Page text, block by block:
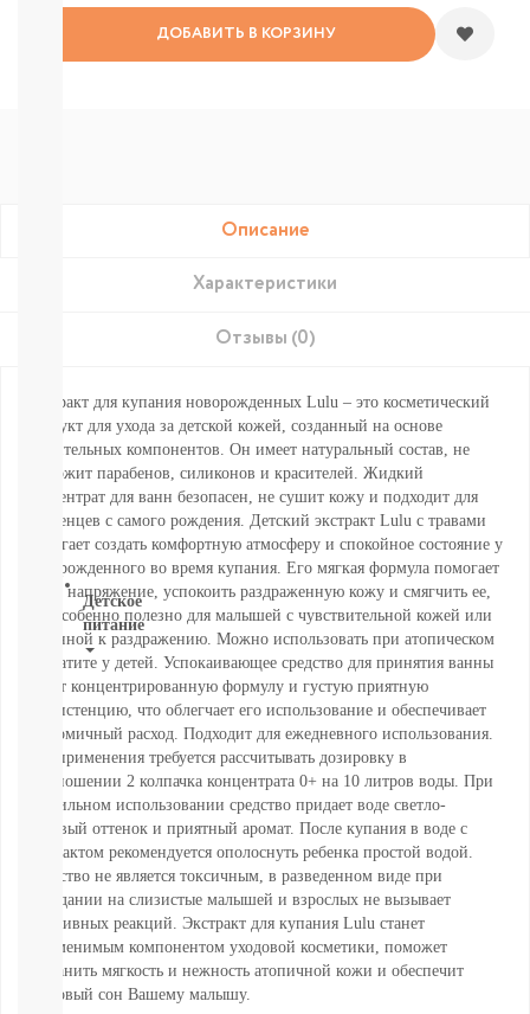
липучках
Пробники
подгузников
БЕСПЛАТНЫЕ
ТЕСТЕРЫ
СМОТРЕТЬ
ВСЕ
Детское
питание
Новое
поступление
Пюре
Молочная
продукция
Каши
безмолочные
Каши
молочные
Смеси
СМЕСИ
ПОД
ЗАКАЗ
Коктейли,
Жидкие
ДОБАВИТЬ В КОРЗИНУ
Описание
Характеристики
Отзывы (0)
Экстракт для купания новорожденных Lulu – это косметический
продукт для ухода за детской кожей, созданный на основе
растительных компонентов. Он имеет натуральный состав, не
содержит парабенов, силиконов и красителей. Жидкий
концентрат для ванн безопасен, не сушит кожу и подходит для
младенцев с самого рождения. Детский экстракт Lulu с травами
помогает создать комфортную атмосферу и спокойное состояние у
новорожденного во время купания. Его мягкая формула помогает
снять напряжение, успокоить раздраженную кожу и смягчить ее,
что особенно полезно для малышей с чувствительной кожей или
склонной к раздражению. Можно использовать при атопическом
дерматите у детей. Успокаивающее средство для принятия ванны
имеет концентрированную формулу и густую приятную
консистенцию, что облегчает его использование и обеспечивает
экономичный расход. Подходит для ежедневного использования.
Для применения требуется рассчитывать дозировку в
соотношении 2 колпачка концентрата 0+ на 10 литров воды. При
правильном использовании средство придает воде светло-
бежевый оттенок и приятный аромат. После купания в воде с
экстрактом рекомендуется ополоснуть ребенка простой водой.
Средство не является токсичным, в разведенном виде при
попадании на слизистые малышей и взрослых не вызывает
негативных реакций. Экстракт для купания Lulu станет
незаменимым компонентом уходовой косметики, поможет
сохранить мягкость и нежность атопичной кожи и обеспечит
здоровый сон Вашему малышу.